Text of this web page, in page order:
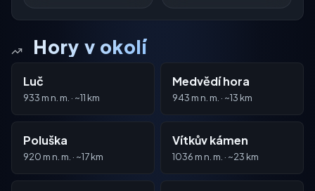
Hory v okolí
Luč
933 m n. m. · ~11 km
Medvědí hora
943 m n. m. · ~13 km
Poluška
920 m n. m. · ~17 km
Vítkův kámen
1036 m n. m. · ~23 km